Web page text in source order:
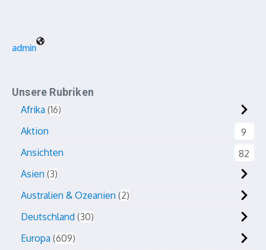
admin
Unsere Rubriken
Afrika 16
Aktion
9
Ansichten
82
Asien 3
Australien & Ozeanien 2
Deutschland 30
Europa 609